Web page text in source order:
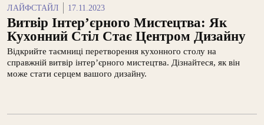
ЛАЙФСТАЙЛ 17.11.2023
Витвір Інтер’єрного Мистецтва: Як
Кухонний Стіл Стає Центром Дизайну
Відкрийте таємниці перетворення кухонного столу на
справжній витвір інтер’єрного мистецтва. Дізнайтеся, як він
може стати серцем вашого дизайну.